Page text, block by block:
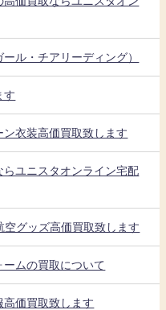
ル・チアリーディング）
す
衣装高価買取致します
らユニスタオンライン宅配
グッズ高価買取致します
ムの買取について
価買取致します